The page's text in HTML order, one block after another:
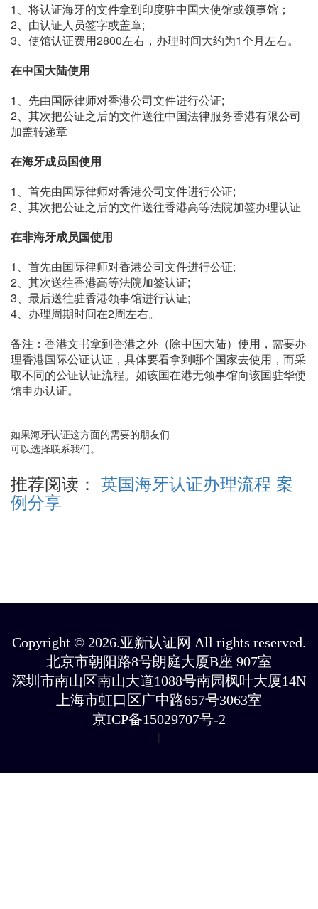
1、将认证海牙的文件拿到印度驻中国大使馆或领事馆；
2、由认证人员签字或盖章;
3、使馆认证费用2800左右，办理时间大约为1个月左右。
在中国大陆使用
1、先由国际律师对香港公司文件进行公证;
2、其次把公证之后的文件送往中国法律服务香港有限公司
加盖转递章
在海牙成员国使用
1、首先由国际律师对香港公司文件进行公证;
2、其次把公证之后的文件送往香港高等法院加签办理认证
在非海牙成员国使用
1、首先由国际律师对香港公司文件进行公证;
2、其次送往香港高等法院加签认证;
3、最后送往驻香港领事馆进行认证;
4、办理周期时间在2周左右。
备注：香港文书拿到香港之外（除中国大陆）使用，需要办
理香港国际公证认证，具体要看拿到哪个国家去使用，而采
取不同的公证认证流程。如该国在港无领事馆向该国驻华使
馆申办认证。
如果海牙认证这方面的需要的朋友们
可以选择联系我们。
推荐阅读： 英国海牙认证办理流程 案
例分享
Copyright © 2026.亚新认证网 All rights reserved.
北京市朝阳路8号朗庭大厦B座 907室
深圳市南山区南山大道1088号南园枫叶大厦14N
上海市虹口区广中路657号3063室
京ICP备15029707号-2
|